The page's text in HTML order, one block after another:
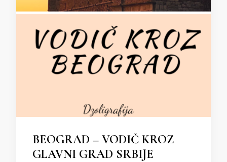
BEOGRAD – VODIČ KROZ
GLAVNI GRAD SRBIJE